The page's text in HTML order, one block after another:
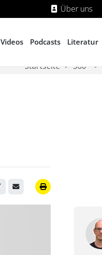
Über uns
Videos Podcasts Literatur
Startseite 360°